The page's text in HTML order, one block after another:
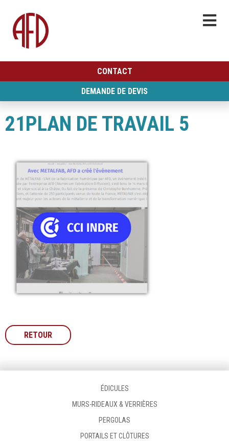
CONTACT
DEMANDE DE DEVIS
21PLAN DE TRAVAIL 5
RETOUR
ÉDICULES
MURS-RIDEAUX & VERRIÈRES
PERGOLAS
PORTAILS ET CLÔTURES